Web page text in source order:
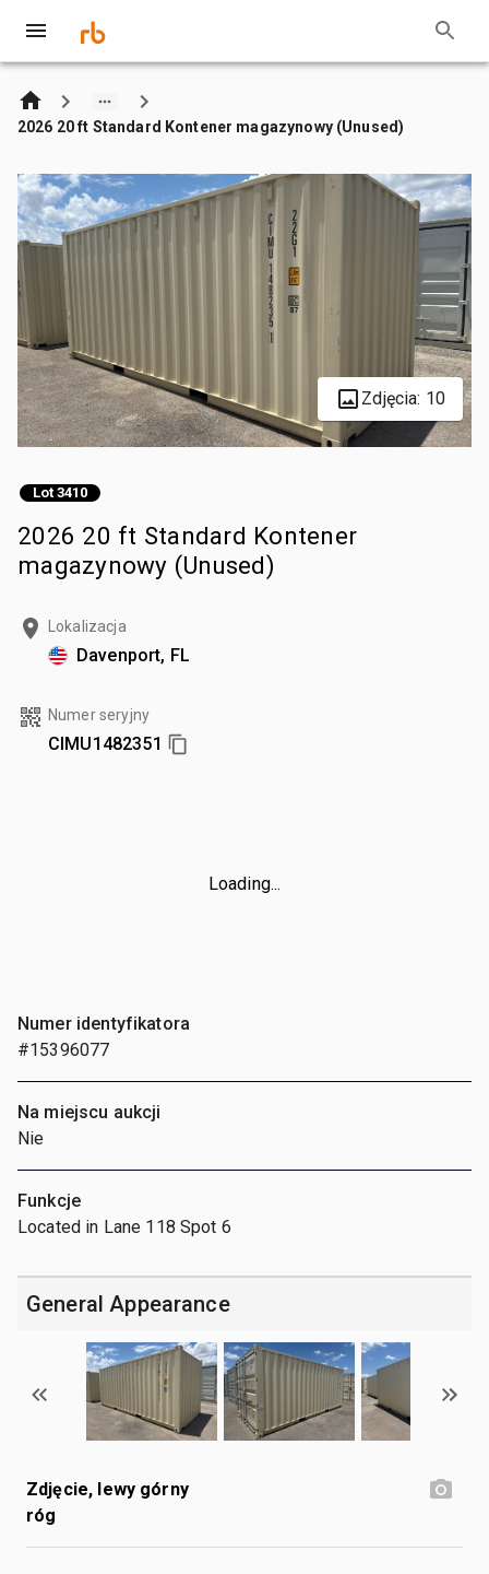
2026 20 ft Standard Kontener magazynowy (Unused)
Zdjęcia: 10
Lot 3410
2026 20 ft Standard Kontener
magazynowy (Unused)
Lokalizacja
Davenport, FL
Numer seryjny
CIMU1482351
Loading...
Numer identyfikatora
#15396077
Na miejscu aukcji
Nie
Funkcje
Located in Lane 118 Spot 6
General Appearance
Zdjęcie, lewy górny
róg